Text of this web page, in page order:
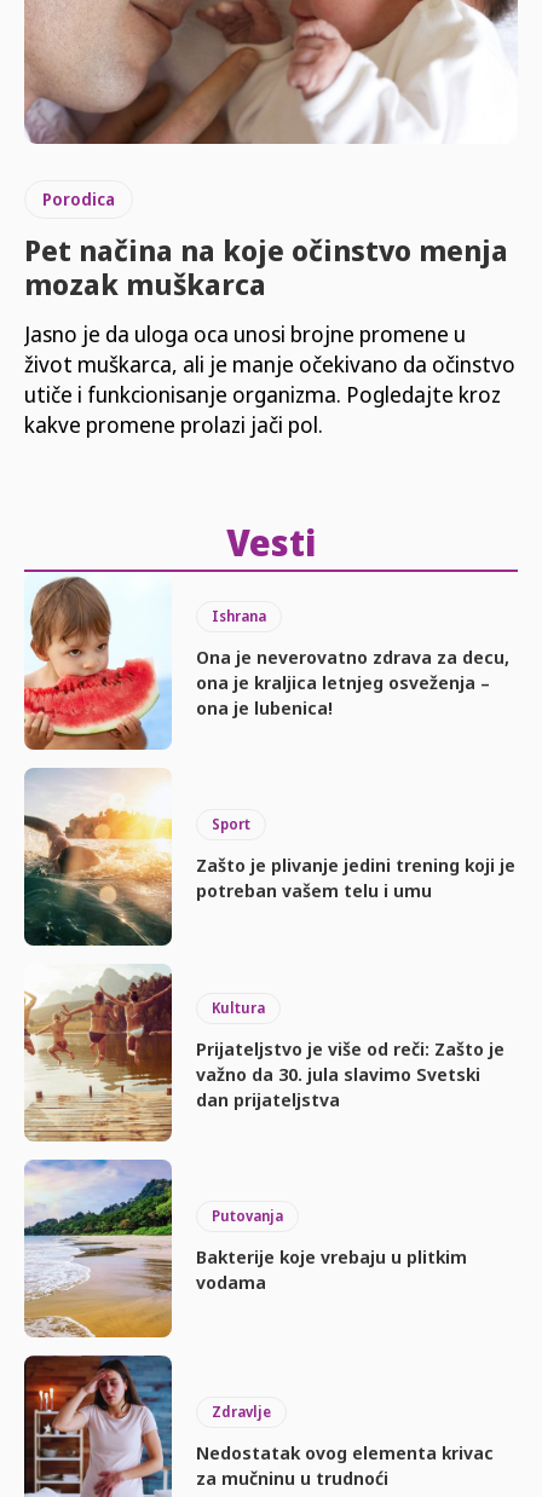
Porodica
Pet načina na koje očinstvo menja
mozak muškarca
Jasno je da uloga oca unosi brojne promene u
život muškarca, ali je manje očekivano da očinstvo
utiče i funkcionisanje organizma. Pogledajte kroz
kakve promene prolazi jači pol.
Vesti
Ishrana
Ona je neverovatno zdrava za decu,
ona je kraljica letnjeg osveženja –
ona je lubenica!
Sport
Zašto je plivanje jedini trening koji je
potreban vašem telu i umu
Kultura
Prijateljstvo je više od reči: Zašto je
važno da 30. jula slavimo Svetski
dan prijateljstva
Putovanja
Bakterije koje vrebaju u plitkim
vodama
Zdravlje
Nedostatak ovog elementa krivac
za mučninu u trudnoći